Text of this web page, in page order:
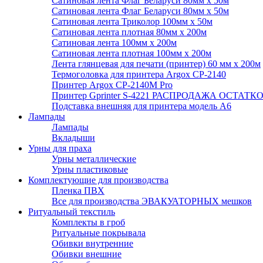
Сатиновая лента Флаг Беларуси 80мм х 50м
Сатиновая лента Триколор 100мм х 50м
Сатиновая лента плотная 80мм х 200м
Сатиновая лента 100мм х 200м
Сатиновая лента плотная 100мм х 200м
Лента глянцевая для печати (принтер) 60 мм х 200м
Термоголовка для принтера Argox CP-2140
Принтер Argox CP-2140M Pro
Принтер Gprinter S-4221 РАСПРОДАЖА
Подставка внешняя для принтера модель А6
Лампады
Лампады
Вкладыши
Урны для праха
Урны металлические
Урны пластиковые
Комплектующие для производства
Пленка ПВХ
Все для производства ЭВАКУАТОРНЫХ мешков
Ритуальный текстиль
Комплекты в гроб
Ритуальные покрывала
Обивки внутренние
Обивки внешние